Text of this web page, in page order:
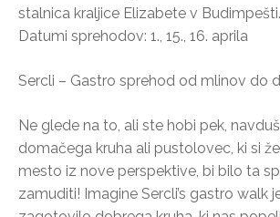
stalnica kraljice Elizabete v Budimpešti.
Datumi sprehodov: 1., 15., 16. aprila
Sercli – Gastro sprehod od mlinov do
Ne glede na to, ali ste hobi pek,
domačega kruha ali pustolovec, ki si
mesto iz nove perspektive, bi bilo ta
zamuditi! Imagine Sercli’s gastro walk